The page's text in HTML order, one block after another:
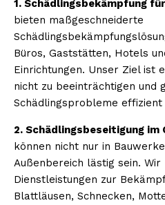
1. Schädlingsbekämpfung
bieten maßgeschneiderte
Büros, Gaststätten, Hotels
Einrichtungen. Unser Ziel ist
nicht zu beeinträchtigen und
Schädlingsprobleme effizient
2. Schädlingsbeseitigung im
können nicht nur in
Außenbereich lästig sein.
Dienstleistungen zur
Blattläusen, Schnecken,